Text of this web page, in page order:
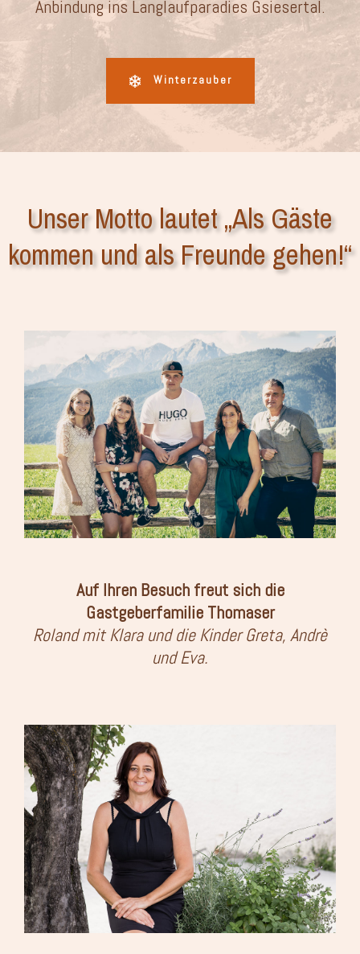
Anbindung ins Langlaufparadies Gsiesertal.
Winterzauber
Unser Motto lautet „Als Gäste
kommen und als Freunde gehen!“
Auf Ihren Besuch freut sich die
Gastgeberfamilie Thomaser
Roland mit Klara und die Kinder Greta, Andrè
und Eva.